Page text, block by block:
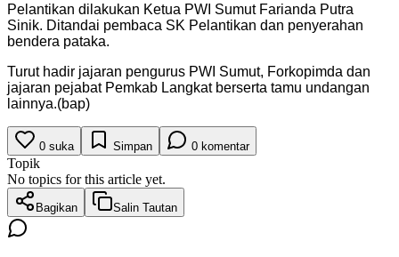
Pelantikan dilakukan Ketua PWI Sumut Farianda Putra
Sinik. Ditandai pembaca SK Pelantikan dan penyerahan
bendera pataka.
Turut hadir jajaran pengurus PWI Sumut, Forkopimda dan
jajaran pejabat Pemkab Langkat berserta tamu undangan
lainnya.(bap)
0 suka Simpan 0 komentar
Topik
No topics for this article yet.
Bagikan Salin Tautan